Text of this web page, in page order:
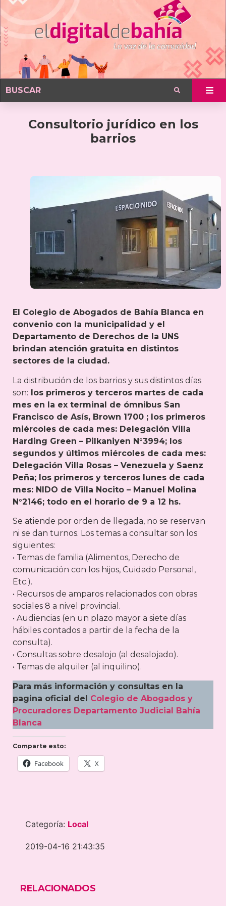
Consultorio jurídico en los
barrios
El Colegio de Abogados de Bahía Blanca en
convenio con la municipalidad y el
Departamento de Derechos de la UNS
brindan atención gratuita en distintos
sectores de la ciudad.
La distribución de los barrios y sus distintos días
son: los primeros y terceros martes de cada
mes en la ex terminal de ómnibus San
Francisco de Asís, Brown 1700 ; los primeros
miércoles de cada mes: Delegación Villa
Harding Green – Pilkaniyen N°3994; los
segundos y últimos miércoles de cada mes:
Delegación Villa Rosas – Venezuela y Saenz
Peña; los primeros y terceros lunes de cada
mes: NIDO de Villa Nocito – Manuel Molina
N°2146; todo en el horario de 9 a 12 hs.
Se atiende por orden de llegada, no se reservan
ni se dan turnos. Los temas a consultar son los
siguientes:
• Temas de familia (Alimentos, Derecho de
comunicación con los hijos, Cuidado Personal,
Etc.).
• Recursos de amparos relacionados con obras
sociales 8 a nivel provincial.
• Audiencias (en un plazo mayor a siete días
hábiles contados a partir de la fecha de la
consulta).
• Consultas sobre desalojo (al desalojado).
• Temas de alquiler (al inquilino).
Para más información y consultas en la
pagina oficial del Colegio de Abogados y
Procuradores Departamento Judicial Bahía
Blanca
Comparte esto:
Facebook X
Categoría: Local
2019-04-16 21:43:35
RELACIONADOS